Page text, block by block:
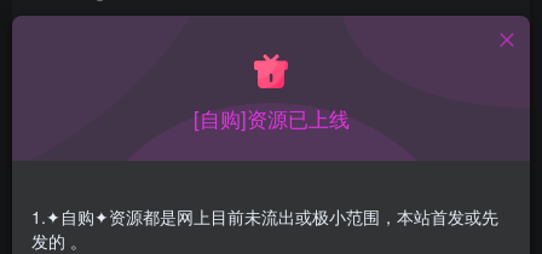
关注
Aery Tiefling，不少人要此妹子的资源，发出来，截至发布
本站所有收录都会持续更新…
[自购]资源已上线
1.✦自购✦资源都是网上目前未流出或极小范围，本站首发或先
发的 。